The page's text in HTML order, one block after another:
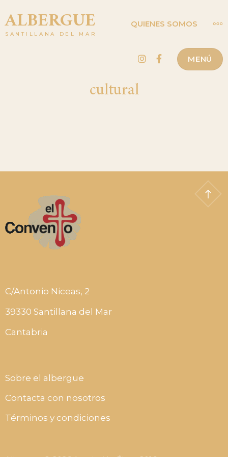
ALBERGUE
SANTILLANA DEL MAR
QUIENES SOMOS
Instagram
Facebook
MENÚ
cultural
C/Antonio Niceas, 2
39330 Santillana del Mar
Cantabria
Sobre el albergue
Contacta con nosotros
Términos y condiciones